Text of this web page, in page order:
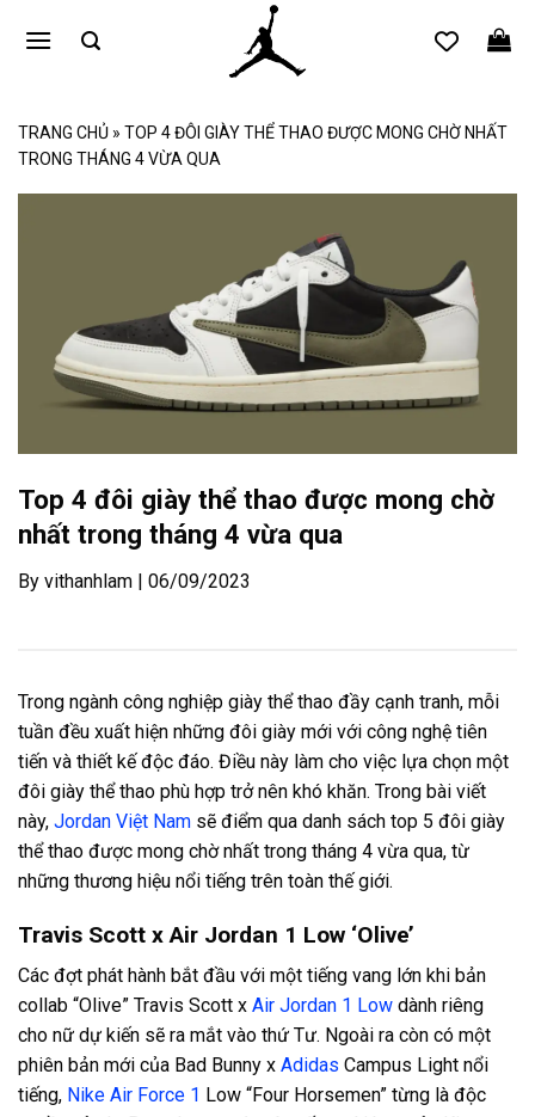
qua
TRANG CHỦ » TOP 4 ĐÔI GIÀY THỂ THAO ĐƯỢC MONG CHỜ NHẤT
TRONG THÁNG 4 VỪA QUA
Top 4 đôi giày thể thao được mong chờ
nhất trong tháng 4 vừa qua
By vithanhlam | 06/09/2023
Trong ngành công nghiệp giày thể thao đầy cạnh tranh, mỗi
tuần đều xuất hiện những đôi giày mới với công nghệ tiên
tiến và thiết kế độc đáo. Điều này làm cho việc lựa chọn một
đôi giày thể thao phù hợp trở nên khó khăn. Trong bài viết
này, Jordan Việt Nam sẽ điểm qua danh sách top 5 đôi giày
thể thao được mong chờ nhất trong tháng 4 vừa qua, từ
những thương hiệu nổi tiếng trên toàn thế giới.
Travis Scott x Air Jordan 1 Low ‘Olive’
Các đợt phát hành bắt đầu với một tiếng vang lớn khi bản
collab “Olive” Travis Scott x Air Jordan 1 Low dành riêng
cho nữ dự kiến ​​sẽ ra mắt vào thứ Tư. Ngoài ra còn có một
phiên bản mới của Bad Bunny x Adidas Campus Light nổi
tiếng, Nike Air Force 1 Low “Four Horsemen” từng là độc